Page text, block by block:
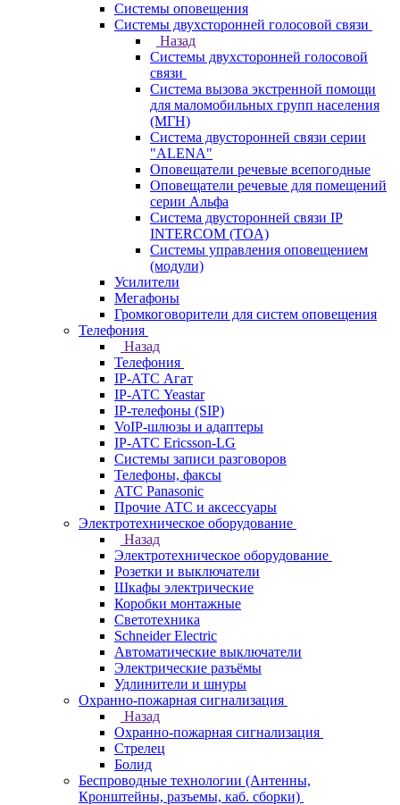
Системы оповещения
Системы двухсторонней голосовой связи
Назад
Системы двухсторонней голосовой
связи
Система вызова экстренной помощи
для маломобильных групп населения
(МГН)
Система двусторонней связи серии
"ALENA"
Оповещатели речевые всепогодные
Оповещатели речевые для помещений
серии Альфа
Система двусторонней связи IP
INTERCOM (TOA)
Системы управления оповещением
(модули)
Усилители
Мегафоны
Громкоговорители для систем оповещения
Телефония
Назад
Телефония
IP-АТС Агат
IP-АТС Yeastar
IP-телефоны (SIP)
VoIP-шлюзы и адаптеры
IP-АТС Ericsson-LG
Системы записи разговоров
Телефоны, факсы
АТС Panasonic
Прочие АТС и аксессуары
Электротехническое оборудование
Назад
Электротехническое оборудование
Розетки и выключатели
Шкафы электрические
Коробки монтажные
Светотехника
Schneider Electric
Автоматические выключатели
Электрические разъёмы
Удлинители и шнуры
Охранно-пожарная сигнализация
Назад
Охранно-пожарная сигнализация
Стрелец
Болид
Беспроводные технологии (Антенны,
Кронштейны, разъемы, каб. сборки)